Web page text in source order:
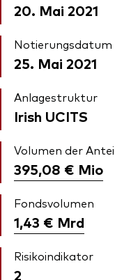
20. Mai 2021
Notierungsdatum
25. Mai 2021
Anlagestruktur
Irish UCITS
Volumen der
395,08 € Mio
Fondsvolumen
1,43 € Mrd
Risikoindikator
2